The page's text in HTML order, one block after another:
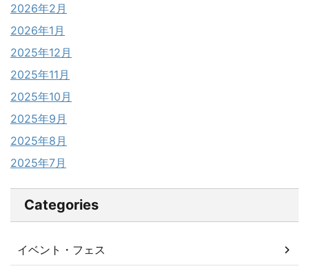
2026年2月
2026年1月
2025年12月
2025年11月
2025年10月
2025年9月
2025年8月
2025年7月
Categories
イベント・フェス